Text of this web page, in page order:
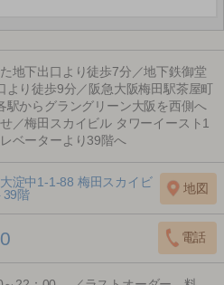
地下出口より徒歩7分／地下鉄御堂
より徒歩9分／阪急大阪梅田駅茶屋町
駅からグラングリーン大阪を西側へ
／梅田スカイビル タワーイースト1
ベーターより39階へ
淀中1-1-88 梅田スカイビ
39階